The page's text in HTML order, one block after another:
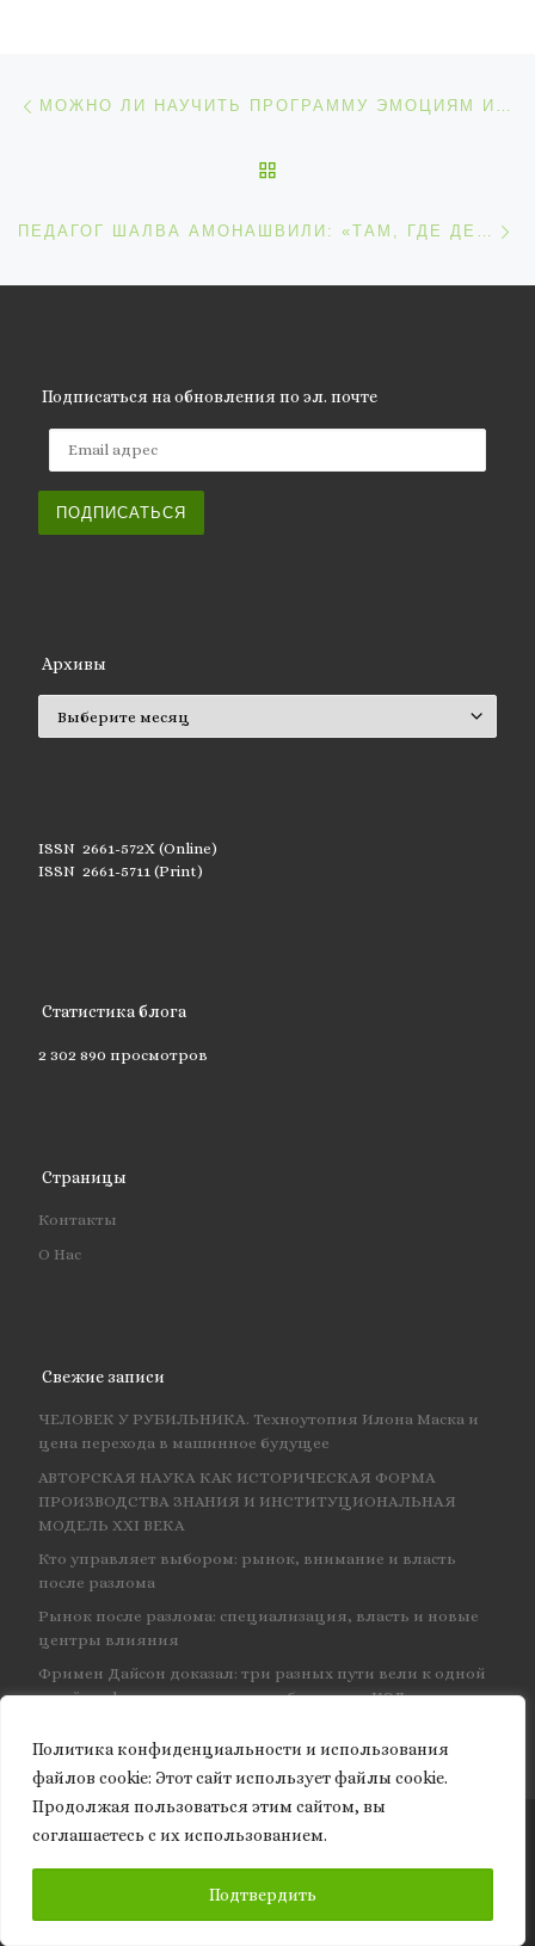
Политика конфиденциальности и использования
файлов сookie: Этот сайт использует файлы cookie.
Продолжая пользоваться этим сайтом, вы
соглашаетесь с их использованием.
Подтвердить
МОЖНО ЛИ НАУЧИТЬ ПРОГРАММУ ЭМОЦИЯМ И ПОЛНОМУ ПОНИМАНИЮ ЧЕЛОВЕКА
ПЕДАГОГ ШАЛВА АМОНАШВИЛИ: «ТАМ, ГДЕ ДЕТИ НЕ ЛЮБЯТ СВОИХ УЧИТЕЛЕЙ, ОБЯЗАТЕЛЬНО БУДУТ ПРОБЛЕМЫ»
Подписаться на обновления по эл. почте
ПОДПИСАТЬСЯ
Архивы
ISSN 2661-572X (Online)
ISSN 2661-5711 (Print)
Статистика блога
2 302 890 просмотров
Страницы
Контакты
О Нас
Свежие записи
ЧЕЛОВЕК У РУБИЛЬНИКА. Техноутопия Илона Маска и
цена перехода в машинное будущее
АВТОРСКАЯ НАУКА КАК ИСТОРИЧЕСКАЯ ФОРМА
ПРОИЗВОДСТВА ЗНАНИЯ И ИНСТИТУЦИОНАЛЬНАЯ
МОДЕЛЬ XXI ВЕКА
Кто управляет выбором: рынок, внимание и власть
после разлома
Рынок после разлома: специализация, власть и новые
центры влияния
Фримен Дайсон доказал: три разных пути вели к одной
и той же физике — и навсегда объединил КЭД
© 2026Granite of science– Все права защищены